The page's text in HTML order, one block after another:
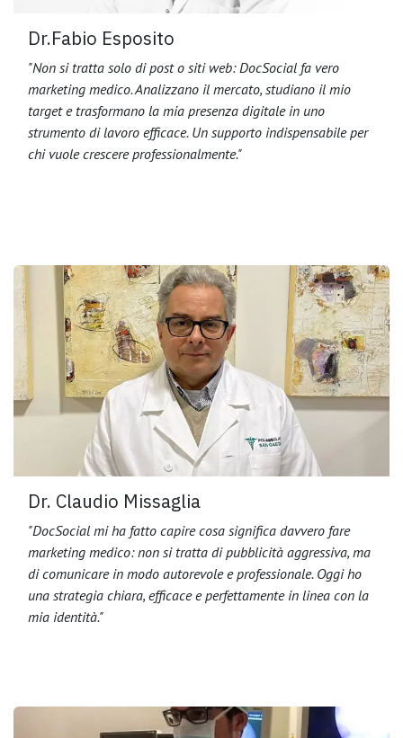
Dr.Fabio Esposito
"Non si tratta solo di post o siti web: DocSocial fa vero
marketing medico. Analizzano il mercato, studiano il mio
target e trasformano la mia presenza digitale in uno
strumento di lavoro efficace. Un supporto indispensabile per
chi vuole crescere professionalmente."
Dr. Claudio Missaglia
"DocSocial mi ha fatto capire cosa significa davvero fare
marketing medico: non si tratta di pubblicità aggressiva, ma
di comunicare in modo autorevole e professionale. Oggi ho
una strategia chiara, efficace e perfettamente in linea con la
mia identità."